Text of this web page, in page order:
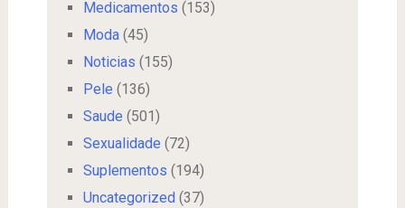
Medicamentos (153)
Moda(45)
Noticias (155)
Pele (136)
Saude (501)
Sexualidade (72)
Suplementos (194)
Uncategorized (37)